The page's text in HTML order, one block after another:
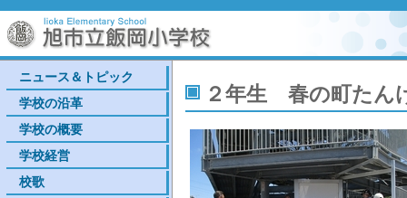
ニュース＆トピック
学校の沿革
学校の概要
学校経営
校歌
２年生 春の町たん